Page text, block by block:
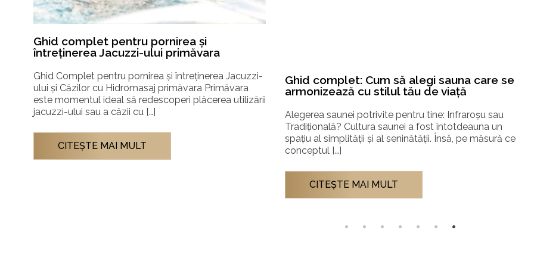
Ghid complet: Cum să alegi sauna care se
armonizează cu stilul tău de viață
Alegerea saunei potrivite pentru tine: Infraroșu sau
conceptul […]
Auroom® QUU – eleganță nordică și
tehnologie de top la Sauna Fest 2025,
Sauna de lux Auroom® QUU, vedeta Hidrostyle la
Sauna Fest 2025, Therme București Peste 40.000 de
vizitatori din 10 țări au participat la Sauna Fest […]
CITEŞTE MAI MULT